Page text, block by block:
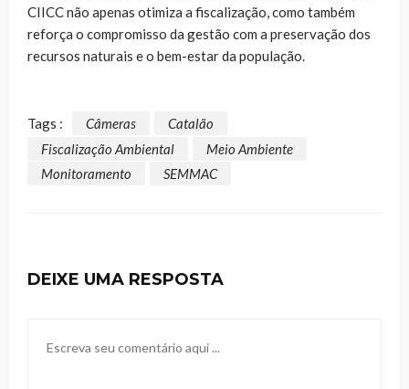
CIICC não apenas otimiza a fiscalização, como também
reforça o compromisso da gestão com a preservação dos
recursos naturais e o bem-estar da população.
Tags : Câmeras
Catalão
Fiscalização Ambiental
Meio Ambiente
Monitoramento
SEMMAC
DEIXE UMA RESPOSTA